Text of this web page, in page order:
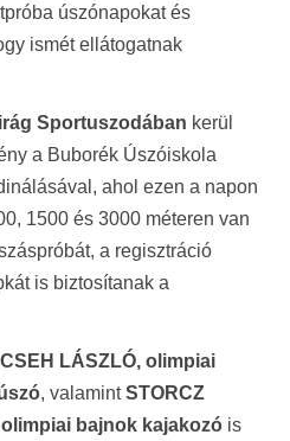
úszónapokat és
ismét ellátogatnak
Sportuszodában kerül
a Buborék Úszóiskola
ahol ezen a napon
1500 és 3000 méteren van
a regisztráció
is biztosítanak a
CSEH LÁSZLÓ, olimpiai
, valamintSTORCZ
bajnok kajakozó is